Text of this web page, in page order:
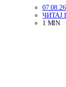
07.08.26
ЧИТАЈ
1 MIN